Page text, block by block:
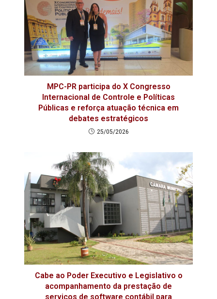
MPC-PR participa do X Congresso
Internacional de Controle e Políticas
Públicas e reforça atuação técnica em
debates estratégicos
25/05/2026
Cabe ao Poder Executivo e Legislativo o
acompanhamento da prestação de
serviços de software contábil para